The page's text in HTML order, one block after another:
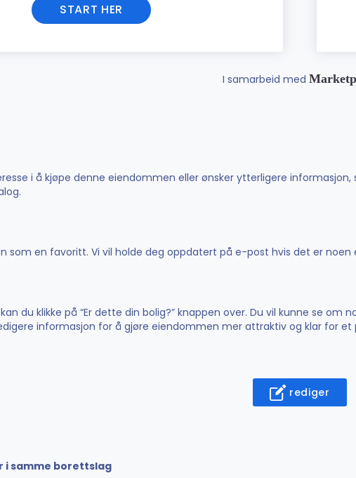
START HER
I samarbeid med
i å kjøpe denne eiendommen eller ønsker ytterligere informasjon,
som en favoritt. Vi vil holde deg oppdatert på e-post hvis det er noen
du klikke på “Er dette din bolig?” knappen over. Du vil kunne se
informasjon for å gjøre eiendommen mer attraktiv og klar for et
rediger
i samme borettslag